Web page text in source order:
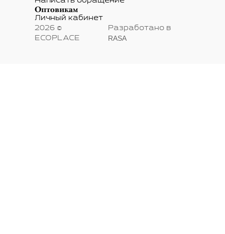
Оптовикам
Личный кабинет
2026 ©
ECOPLACE
Разработано в
RASA